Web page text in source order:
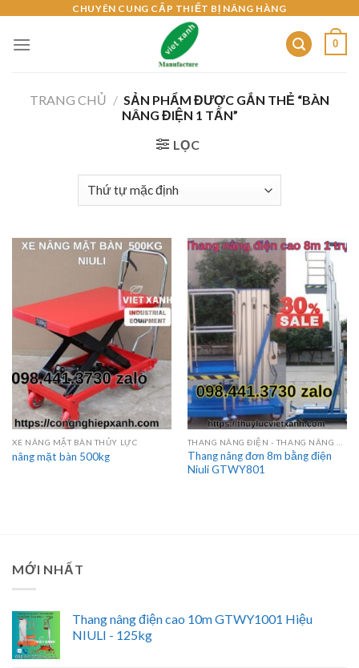
content
CHUYÊN CUNG CẤP THIẾT BỊ NÂNG HÀNG
0
TRANG CHỦ / SẢN PHẨM ĐƯỢC GẮN THẺ “BÀN
NÂNG ĐIỆN 1 TẤN”
LỌC
XE NÂNG MẶT BÀN THỦY LỰC
nâng mặt bàn 500kg
Thang nâng đơn 8m bằng điện
Niuli GTWY801
MỚI NHẤT
Thang nâng điện cao 10m GTWY1001 Hiệu
NIULI - 125kg